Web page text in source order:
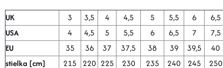
DOPLNKY
VYBAVENIE
UK 3 3,5 4 4,5 5 5,5 6
6,5
USA
4 4,5 5 5,5 6 6,5 7
7,5
EU
35 36 37 37,5 38 39 39,5
40
stielka [cm]
215 220 225 230 235 240 245 250